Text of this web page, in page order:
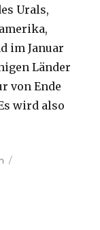
Urals,
im Januar
Länder
von Ende
wird also